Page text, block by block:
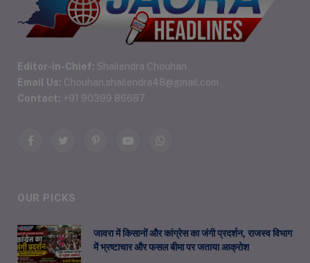
Editor-in-Chief: Shailendra Chouhan
Email Us: Chouhan.shailendra48@gmail.com
Contact: +91 90399 86687
FacebookTwitterPinterestYouTubeWhatsApp
OUR PICKS
जावरा में किसानों और कांग्रेस का जंगी प्रदर्शन, राजस्व विभाग
में भ्रष्टाचार और फसल बीमा पर जताया आक्रोश